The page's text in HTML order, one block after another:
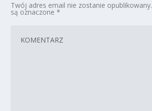
Twój adres email nie zostanie opublikowany.
są oznaczone*